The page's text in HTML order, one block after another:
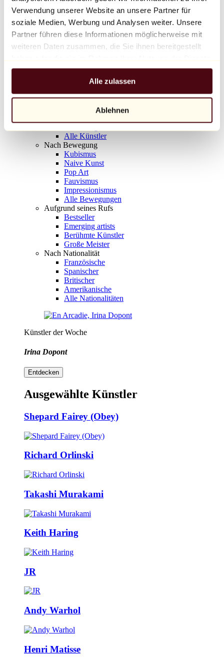
Verwendung unserer Website an unsere Partner für
soziale Medien, Werbung und Analysen weiter. Unsere
Partner führen diese Informationen möglicherweise mit
weiteren Daten zusammen, die Sie ihnen bereitgestellt
gesammelt haben.
Alle zulassen
Ablehnen
Balloon Dog (Orange)
Jeff Koons
10.000 €
Entdecken
Alle Bildhauer
Alle Fotografen
Alle Künstler
Nach Bewegung
Kubismus
Naive Kunst
Pop Art
Fauvismus
Impressionismus
Alle Bewegungen
Aufgrund seines Rufs
Bestseller
Emerging artists
Berühmte Künstler
Große Meister
Nach Nationalität
Französische
Spanischer
Britischer
Amerikanische
Alle Nationalitäten
Künstler der Woche
Irina Dopont
Entdecken
Ausgewählte Künstler
Shepard Fairey (Obey)
Richard Orlinski
Takashi Murakami
Keith Haring
JR
Andy Warhol
Henri Matisse